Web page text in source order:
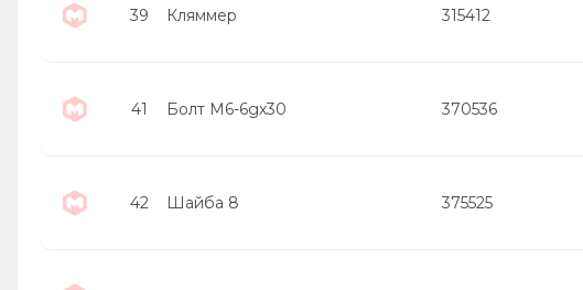
39 Кляммер 315412
41 Болт М6-6gх30 370536
42 Шайба 8 375525